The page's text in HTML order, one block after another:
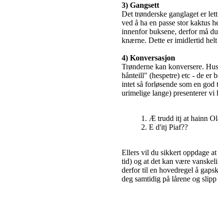
3) Gangsett
Det trønderske ganglaget er
ved å ha en passe stor kaktus
innenfor buksene, derfor må
knærne. Dette er imidlertid
4) Konversasjon
Trønderne kan konversere.
hånteill" (hespetre) etc - de er
intet så forløsende som en
urimelige lange) presenterer vi
1. Æ trudd itj at hainn
2. E d'itj Piaf??
Ellers vil du sikkert oppdage
tid) og at det kan være
derfor til en hovedregel å
deg samtidig på lårene og